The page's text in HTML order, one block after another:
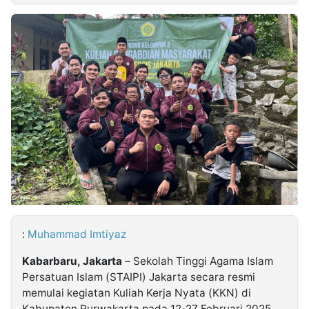
INDONESIA
Partner
Insight
NTB
Suara
Time
Lens
IDN
Daily
Jogja
Jalan
Rakyat
Idealita
News
Kita
Notice
Dinamikapost.com
Radar
Baru
Seedbacklink
Follow
Kabarbaru
: Muhammad Imtiyaz
Kabarbaru, Jakarta – Sekolah Tinggi Agama Islam
Persatuan Islam (STAIPI) Jakarta secara resmi
memulai kegiatan Kuliah Kerja Nyata (KKN) di